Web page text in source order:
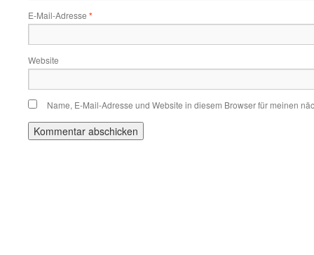
E-Mail-Adresse *
Website
Name, E-Mail-Adresse und Website in diesem Browser für meinen